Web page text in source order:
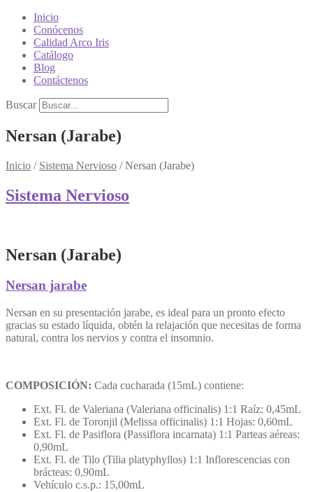
Inicio
Conócenos
Calidad Arco Iris
Catálogo
Blog
Contáctenos
Buscar
Nersan (Jarabe)
Inicio / Sistema Nervioso /Nersan (Jarabe)
Sistema Nervioso
Nersan (Jarabe)
Nersan jarabe
Nersan en su presentación jarabe, es ideal para un pronto efecto
gracias su estado líquida, obtén la relajación que necesitas de forma
natural, contra los nervios y contra el insomnio.
COMPOSICIÓN: Cada cucharada (15mL) contiene:
Ext. Fl. de Valeriana (Valeriana officinalis) 1:1 Raíz: 0,45mL
Ext. Fl. de Toronjil (Melissa officinalis) 1:1 Hojas: 0,60mL
Ext. Fl. de Pasiflora (Passiflora incarnata) 1:1 Parteas aéreas:
0,90mL
Ext. Fl. de Tilo (Tilia platyphyllos) 1:1 Inflorescencias con
brácteas: 0,90mL
Vehículo c.s.p.: 15,00mL